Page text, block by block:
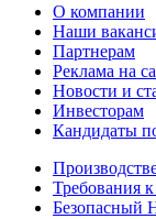
О компании
Наши
Партнерам
Реклама на
Новости и
Инвесторам
Кандидаты
Требования
Безопасный